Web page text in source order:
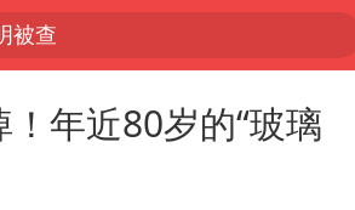
被查
歧视年近80岁的“玻璃